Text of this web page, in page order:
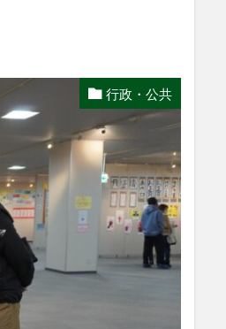
行政・公共